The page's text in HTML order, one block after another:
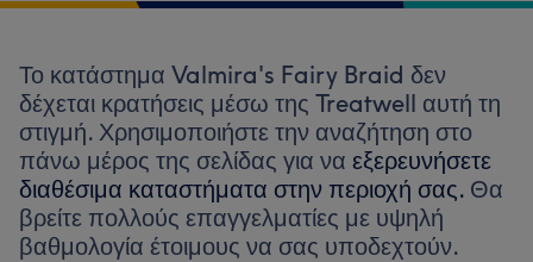
Το κατάστημα Valmira's Fairy Braid δεν
δέχεται κρατήσεις μέσω της Treatwell αυτή τη
στιγμή. Χρησιμοποιήστε την αναζήτηση στο
πάνω μέρος της σελίδας για να εξερευνήσετε
διαθέσιμα καταστήματα στην περιοχή σας. Θα
βρείτε πολλούς επαγγελματίες με υψηλή
βαθμολογία έτοιμους να σας υποδεχτούν.